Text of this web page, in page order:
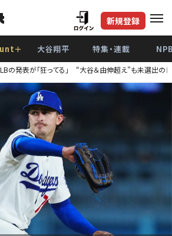
新規登録
＋ 大谷翔平 特集・連載
の発表が「狂ってる」 “大谷＆由伸超え”も未選出の